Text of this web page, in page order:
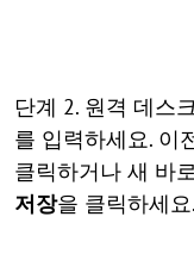
단계 2. 원격 데스
를 입력하세요. 이
클릭하거나 새 바
저장을 클릭하세요.